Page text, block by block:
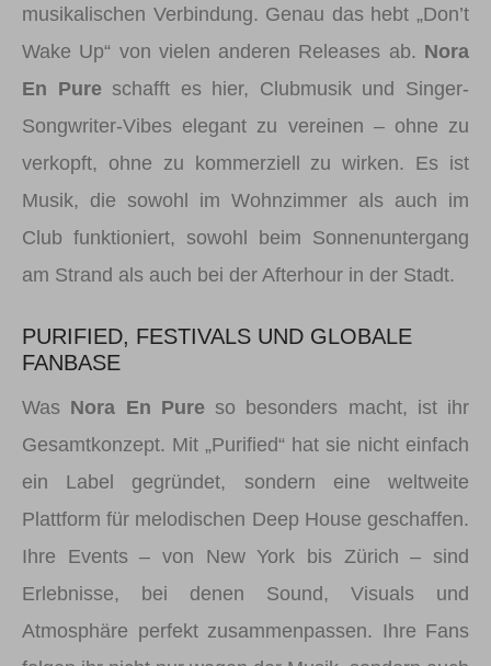
musikalischen Verbindung. Genau das hebt „Don’t
Wake Up“ von vielen anderen Releases ab. Nora
En Pureschafft es hier, Clubmusik und Singer-
Songwriter-Vibes elegant zu vereinen – ohne zu
verkopft, ohne zu kommerziell zu wirken. Es ist
Musik, die sowohl im Wohnzimmer als auch im
Club funktioniert, sowohl beim Sonnenuntergang
am Strand als auch bei der Afterhour in der Stadt.
PURIFIED, FESTIVALS UND GLOBALE
FANBASE
Was Nora En Pureso besonders macht, ist ihr
Gesamtkonzept. Mit „Purified“ hat sie nicht einfach
ein Label gegründet, sondern eine weltweite
Plattform für melodischen Deep House geschaffen.
Ihre Events – von New York bis Zürich – sind
Erlebnisse, bei denen Sound, Visuals und
Atmosphäre perfekt zusammenpassen. Ihre Fans